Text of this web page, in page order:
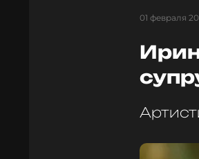
01 февраля